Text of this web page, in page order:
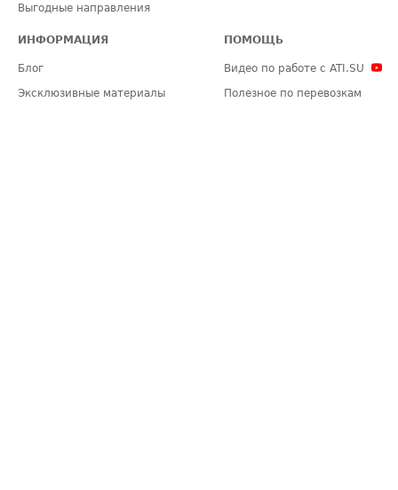
Выгодные направления
ИНФОРМАЦИЯ
Блог
Эксклюзивные материалы
ПОМОЩЬ
Видео по работе с ATI.SU
Полезное по перевозкам